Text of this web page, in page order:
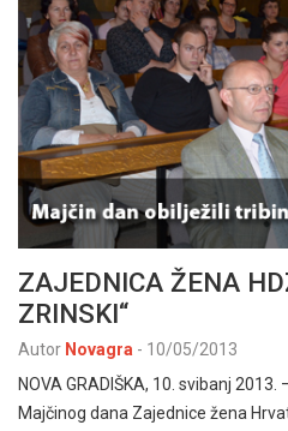
ZAJEDNICA ŽENA
ZRINSKI“
Autor Novagra - 10/05/2013
NOVA GRADIŠKA, 10. svibanj
Majčinog dana Zajednice žena